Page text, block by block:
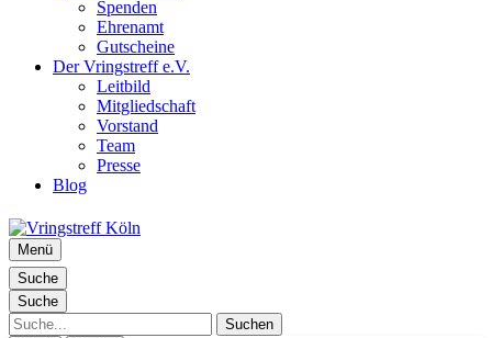
Spenden
Ehrenamt
Gutscheine
Der Vringstreff e.V.
Leitbild
Mitgliedschaft
Vorstand
Team
Presse
Blog
Menü
Suche
Suche
Suche